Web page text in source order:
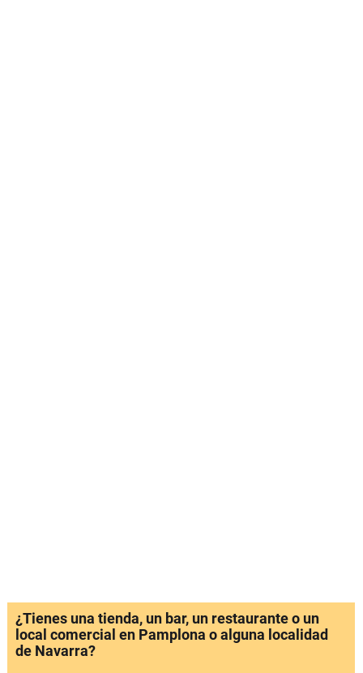
¿Tienes una tienda, un bar, un restaurante o un
local comercial en Pamplona o alguna localidad
de Navarra?